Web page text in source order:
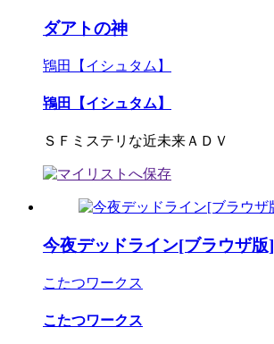
ダアトの神
鴇田【イシュタム】
鴇田【イシュタム】
ＳＦミステリな近未来ＡＤＶ
今夜デッドライン[ブラウザ版]
こたつワークス
こたつワークス